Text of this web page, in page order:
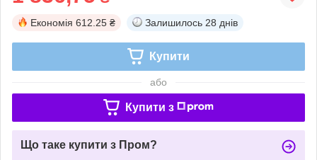
Економія 612.25 ₴ Залишилось 28 днів
Купити
або
Купити з
Що таке купити з Пром?